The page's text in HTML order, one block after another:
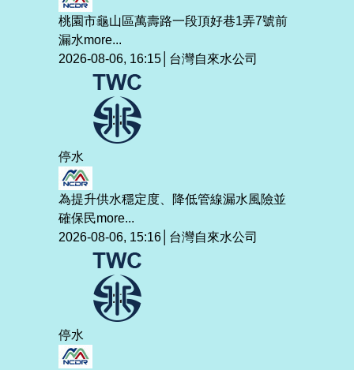
桃園市龜山區萬壽路一段頂好巷1弄7號前
漏水more...
2026-08-06, 16:15│台灣自來水公司
停水
為提升供水穩定度、降低管線漏水風險並
確保民more...
2026-08-06, 15:16│台灣自來水公司
停水